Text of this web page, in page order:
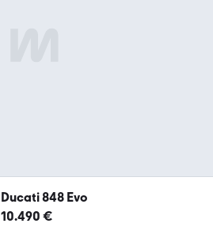
Ducati 848 Evo
10.490 €